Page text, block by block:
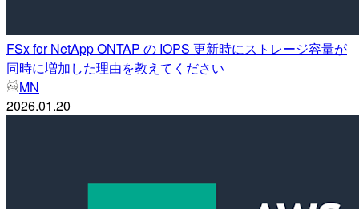
FSx for NetApp ONTAP の IOPS 更新時にストレージ容量が
同時に増加した理由を教えてください
MN
2026.01.20